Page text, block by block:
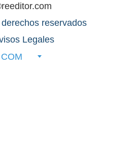
reservados
Legales